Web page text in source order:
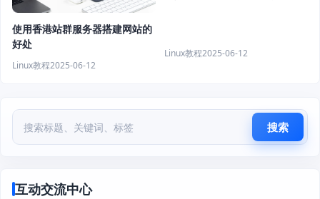
使用香港站群服务器搭建网站的
好处
Linux教程2025-06-12
Linux教程2025-06-12
搜索
互动交流中心